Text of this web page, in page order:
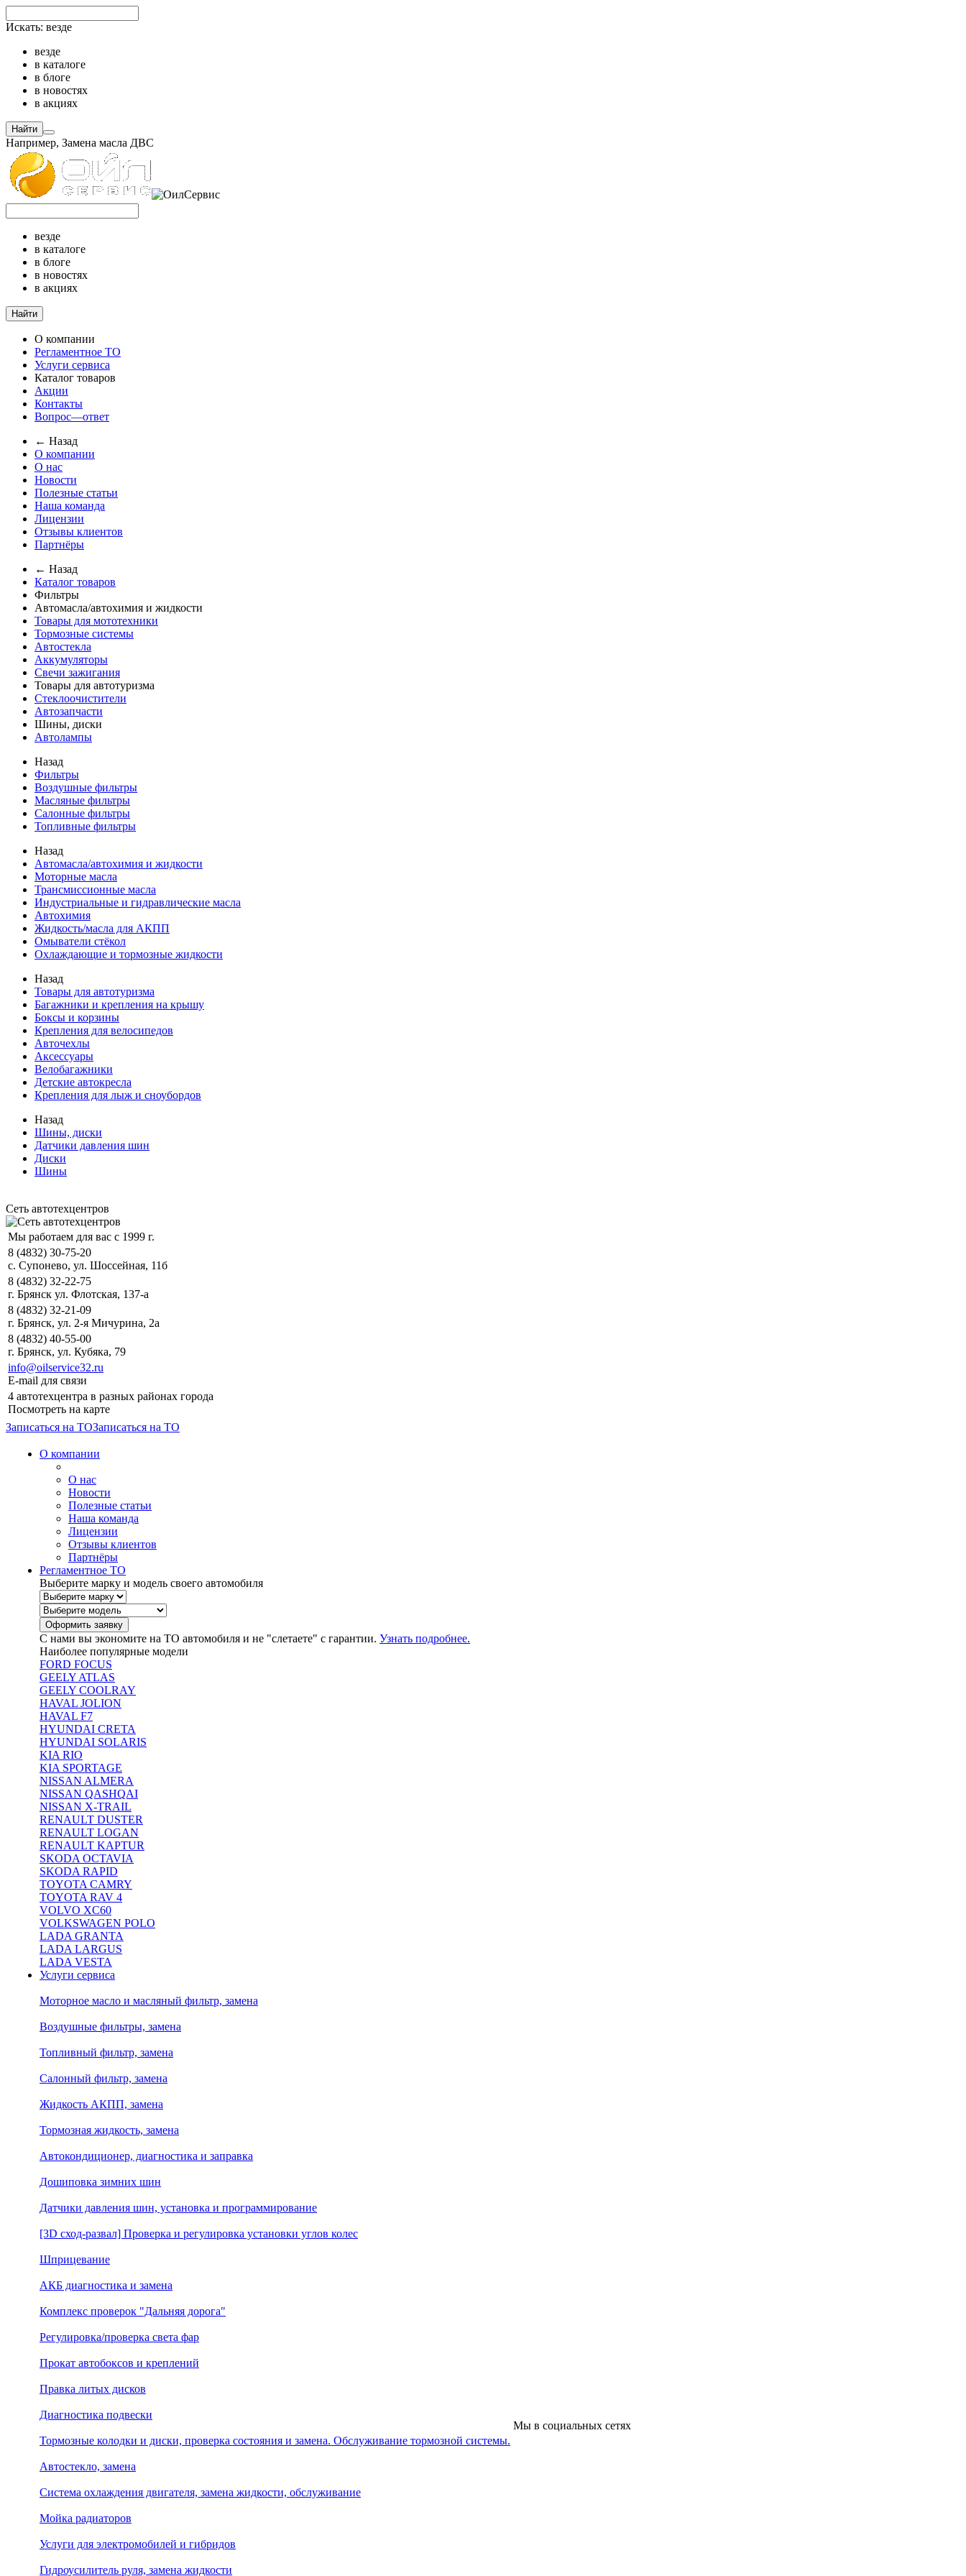
Искать: везде
везде
в каталоге
в блоге
в новостях
в акциях
Найти
Например, Замена масла ДВС
везде
в каталоге
в блоге
в новостях
в акциях
Найти
О компании
Регламентное ТО
Услуги сервиса
Каталог товаров
Акции
Контакты
Вопрос—ответ
← Назад
О компании
О нас
Новости
Полезные статьи
Наша команда
Лицензии
Отзывы клиентов
Партнёры
← Назад
Каталог товаров
Фильтры
Автомасла/автохимия и жидкости
Товары для мототехники
Тормозные системы
Автостекла
Аккумуляторы
Свечи зажигания
Товары для автотуризма
Стеклоочистители
Автозапчасти
Шины, диски
Автолампы
Назад
Фильтры
Воздушные фильтры
Масляные фильтры
Салонные фильтры
Топливные фильтры
Назад
Автомасла/автохимия и жидкости
Моторные масла
Трансмиссионные масла
Индустриальные и гидравлические масла
Автохимия
Жидкость/масла для АКПП
Омыватели стёкол
Охлаждающие и тормозные жидкости
Назад
Товары для автотуризма
Багажники и крепления на крышу
Боксы и корзины
Крепления для велосипедов
Авточехлы
Аксессуары
Велобагажники
Детские автокресла
Крепления для лыж и сноубордов
Назад
Шины, диски
Датчики давления шин
Диски
Шины
Сеть автотехцентров
Мы работаем для вас с 1999 г.
8 (4832) 30-75-20
с. Супонево, ул. Шоссейная, 11б
8 (4832) 32-22-75
г. Брянск ул. Флотская, 137-а
8 (4832) 32-21-09
г. Брянск, ул. 2-я Мичурина, 2а
8 (4832) 40-55-00
г. Брянск, ул. Кубяка, 79
info@oilservice32.ru
E-mail для связи
4 автотехцентра в разных районах города
Посмотреть на карте
Записаться на ТОЗаписаться на ТО
О компании
О нас
Новости
Полезные статьи
Наша команда
Лицензии
Отзывы клиентов
Партнёры
Регламентное ТО
Выберите марку и модель своего автомобиля
С нами вы экономите на ТО автомобиля и не "слетаете" с гарантии. Узнать подробнее.
Наиболее популярные модели
FORD FOCUS
GEELY ATLAS
GEELY COOLRAY
HAVAL JOLION
HAVAL F7
HYUNDAI CRETA
HYUNDAI SOLARIS
KIA RIO
KIA SPORTAGE
NISSAN ALMERA
NISSAN QASHQAI
NISSAN X-TRAIL
RENAULT DUSTER
RENAULT LOGAN
RENAULT KAPTUR
SKODA OCTAVIA
SKODA RAPID
TOYOTA CAMRY
TOYOTA RAV 4
VOLVO XC60
VOLKSWAGEN POLO
LADA GRANTA
LADA LARGUS
LADA VESTA
Услуги сервиса
Моторное масло и масляный фильтр, замена
Воздушные фильтры, замена
Топливный фильтр, замена
Салонный фильтр, замена
Жидкость АКПП, замена
Тормозная жидкость, замена
Автокондиционер, диагностика и заправка
Дошиповка зимних шин
Датчики давления шин, установка и программирование
[3D сход-развал] Проверка и регулировка установки углов колес
Шприцевание
АКБ диагностика и замена
Комплекс проверок "Дальняя дорога"
Регулировка/проверка света фар
Прокат автобоксов и креплений
Правка литых дисков
Диагностика подвески
Тормозные колодки и диски, проверка состояния и замена. Обслуживание тормозной системы.
Автостекло, замена
Система охлаждения двигателя, замена жидкости, обслуживание
Мойка радиаторов
Услуги для электромобилей и гибридов
Гидроусилитель руля, замена жидкости
Мы в социальных сетях